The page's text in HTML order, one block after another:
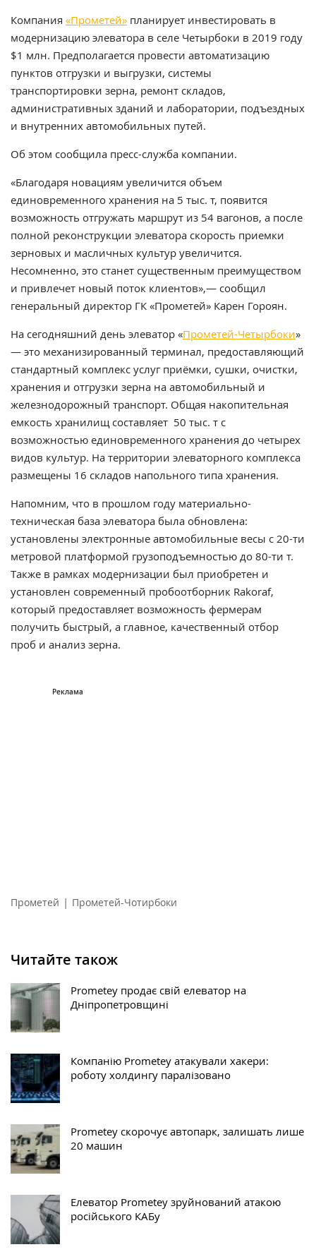
Компания «Прометей» планирует инвестировать в
модернизацию элеватора в селе Четырбоки в 2019 году
$1 млн. Предполагается провести автоматизацию
пунктов отгрузки и выгрузки, системы
транспортировки зерна, ремонт складов,
административных зданий и лаборатории, подъездных
и внутренних автомобильных путей.
Об этом сообщила пресс-служба компании.
«Благодаря новациям увеличится объем
единовременного хранения на 5 тыс. т, появится
возможность отгружать маршрут из 54 вагонов, а после
полной реконструкции элеватора скорость приемки
зерновых и масличных культур увеличится.
Несомненно, это станет существенным преимуществом
и привлечет новый поток клиентов»,— сообщил
генеральный директор ГК «Прометей» Карен Гороян.
На сегодняшний день элеватор «Прометей-Четырбоки»
— это механизированный терминал, предоставляющий
стандартный комплекс услуг приёмки, сушки, очистки,
хранения и отгрузки зерна на автомобильный и
железнодорожный транспорт. Общая накопительная
емкость хранилищ составляет 50 тыс. т с
возможностью единовременного хранения до четырех
видов культур. На территории элеваторного комплекса
размещены 16 складов напольного типа хранения.
Напомним, что в прошлом году материально-
техническая база элеватора была обновлена:
установлены электронные автомобильные весы с 20-ти
метровой платформой грузоподъемностью до 80-ти т.
Также в рамках модернизации был приобретен и
установлен современный пробоотборник Rakoraf,
который предоставляет возможность фермерам
получить быстрый, а главное, качественный отбор
проб и анализ зерна.
Прометей | Прометей-Чотирбоки
Читайте також
Prometey продає свій елеватор на
Дніпропетровщині
Компанію Prometey атакували хакери:
роботу холдингу паралізовано
Prometey скорочує автопарк, залишать лише
20 машин
Елеватор Prometey зруйнований атакою
російського КАБу